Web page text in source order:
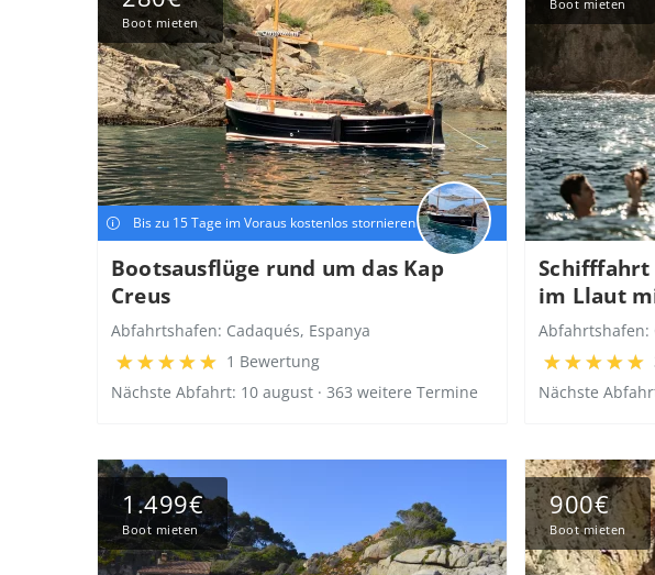
Bis zu 15 Tage im Voraus kostenlos stornieren
Boot mieten
Bootsausflüge rund um das Kap
Creus
Abfahrtshafen: Cadaqués, Espanya
1 Bewertung
Nächste Abfahrt: 10 august · 363 weitere Termine
Boot mieten
Schifffahrt
im Llaut
Abfahrtshafen:
Nächste
1.499€
Boot mieten
900€
Boot mieten